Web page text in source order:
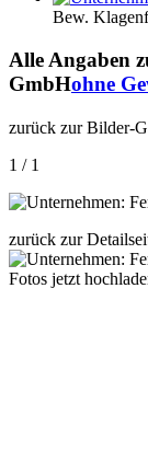
Bew.
Alle Angaben
GmbHohne
zurück zur Bilder-
1 / 1
zurück zur
Fotos jetzt